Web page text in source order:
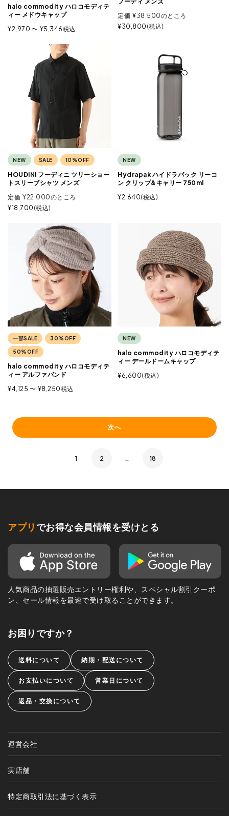
halo commodity ハロコモディテ
ィー メドウキャップ
¥2,970 〜 ¥5,346税込
定価 ¥38,500のところ
¥30,800 税込
NEW SALE 10%OFF
HOUDINI フーディニ ツリーショー
トスリーブシャツ メンズ
定価 ¥22,000のところ
¥18,700 税込
NEW
Hydrapak ハイドラパック リーコ
ン クリップ&キャリー 750ml
¥2,640 税込
一部SALE 30%OFF
50%OFF
halo commodity ハロコモディテ
ィー アルファバンド
¥4,125 〜 ¥8,250税込
NEW
halo commodity ハロコモディテ
ィー デールドームキャップ
¥6,600 税込
次へ
1 2 … 18
アプリ でお得な会員情報を受けとる
人気商品の抽選販売エントリー権利や、スペシャル割引クーポ
ン、セール情報を最速で受け取ることができます。
お困りですか？
送料について 納期・配送について
お支払いについて 営業日について
返品・交換について
運営会社
実店舗
特定商取引法に基づく表示